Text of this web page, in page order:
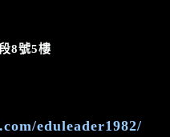
8號5樓
eduleader1982/